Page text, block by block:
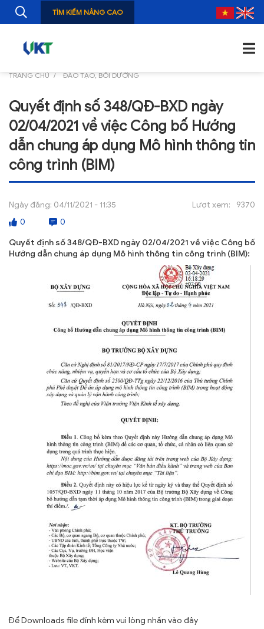
GIỚI THIỆU
TIN TỨC
NGHIÊN CỨU
TƯ VẤN
TRA CỨU VĂN BẢN
TÌM KIẾM NÂNG CAO
TRANG CHỦ ĐÀO TẠO, BỔI DƯỠNG
Quyết định số 348/QĐ-BXD ngày
02/04/2021 về việc Công bố Hướng
dẫn chung áp dụng Mô hình thông tin
công trình (BIM)
Ngày đăng: 04/11/2021 - 11:35 Lượt xem:
9370
0
0
Quyết định số 348/QĐ-BXD ngày 02/04/2021 về việc Công bố
Hướng dẫn chung áp dụng Mô hình thông tin công trình (BIM):
Để Downloads file đính kèm vui lòng nhấn vào đây